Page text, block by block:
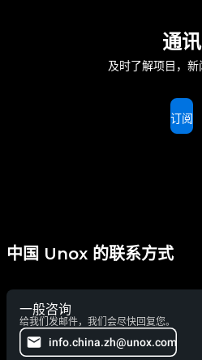
通讯
及时了解项目，新
订阅
中国 Unox 的联系方式
一般咨询
给我们发邮件，我们会尽快回复您。
info.china.zh@unox.com